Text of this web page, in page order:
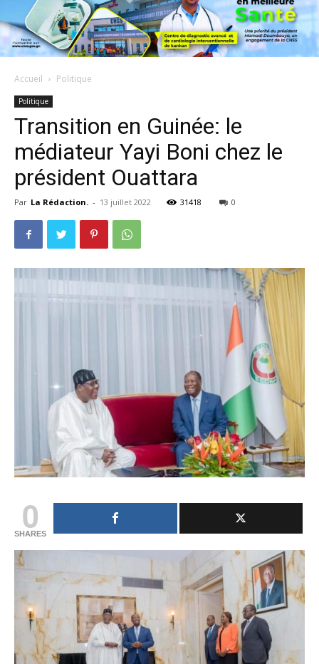
Accueil Politique
Politique
Transition en Guinée: le
médiateur Yayi Boni chez le
président Ouattara
Par La Rédaction. - 13 juillet 2022 31418 0
0
SHARES